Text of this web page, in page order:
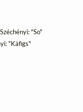
"So"
"Käfigs"